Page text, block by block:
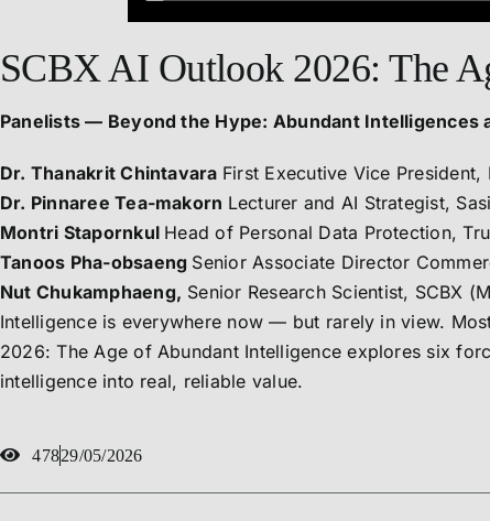
SCBX AI Outlook 2026: The
Panelists — Beyond the Hype: Abundant Intelligences
Dr. Thanakrit Chintavara First Executive Vice President,
Dr. Pinnaree Tea-makorn Lecturer and AI Strategist,
Montri Stapornkul Head of Personal Data Protection,
Tanoos Pha-obsaeng Senior Associate Director
Nut Chukamphaeng, Senior Research Scientist, SCBX
Intelligence is everywhere now — but rarely in view.
2026: The Age of Abundant Intelligence explores six
intelligence into real, reliable value.
47829/05/2026